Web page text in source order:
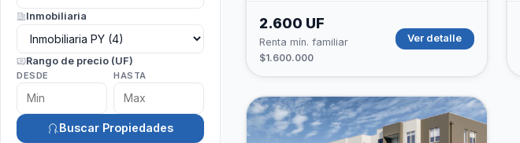
Inmobiliaria
Rango de precio (UF)
DESDE HASTA
Buscar Propiedades
2.600 UF
Renta mín. familiar
$1.600.000
Ver detalle